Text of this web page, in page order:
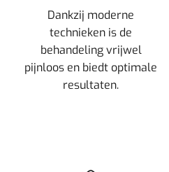
Dankzij moderne
technieken is de
behandeling vrijwel
pijnloos en biedt optimale
resultaten.